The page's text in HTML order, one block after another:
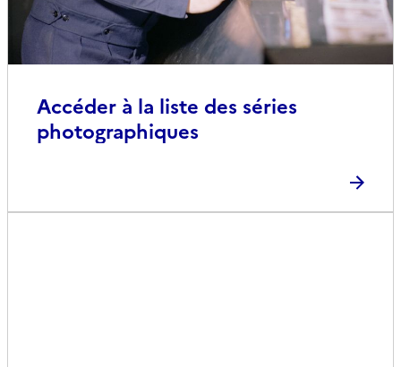
Accéder à la liste des séries
photographiques